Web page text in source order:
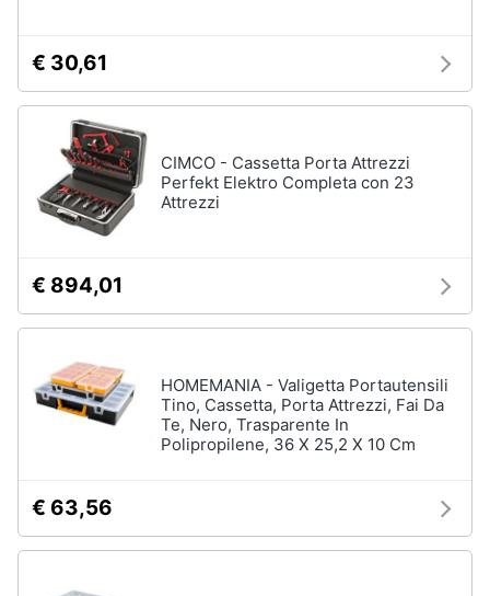
solare
Adattatore
Irrigazione
Carriola
Zappa
Nebulizzatore
€ 30,61
CIMCO - Cassetta Porta Attrezzi
Perfekt Elektro Completa con 23
Attrezzi
€ 894,01
HOMEMANIA - Valigetta Portautensili
Tino, Cassetta, Porta Attrezzi, Fai Da
Te, Nero, Trasparente In
Polipropilene, 36 X 25,2 X 10 Cm
€ 63,56